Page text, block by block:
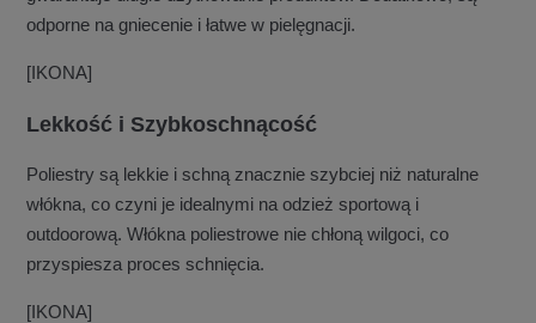
odporne na gniecenie i łatwe w pielęgnacji.
[IKONA]
Lekkość i Szybkoschnącość
Poliestry są lekkie i schną znacznie szybciej niż naturalne
włókna, co czyni je idealnymi na odzież sportową i
outdoorową. Włókna poliestrowe nie chłoną wilgoci, co
przyspiesza proces schnięcia.
[IKONA]